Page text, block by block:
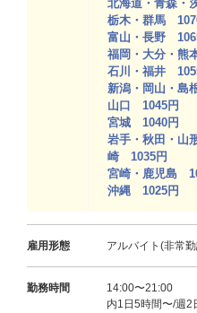
北海道・青森・
栃木・群馬
富山・長野
福岡・大分・熊
石川・福井
新潟・岡山・島
山口 1045円
宮城 1040円
岩手・秋田・山
崎 1035円
宮崎・鹿児島
沖縄 1025円
雇用形態 アルバイト(非常
勤務時間
14:00〜21:00
内1日5時間〜/週2